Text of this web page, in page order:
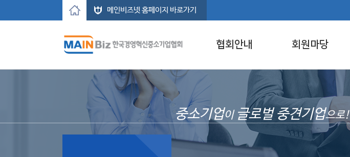
협회안내 회원마당
메인비즈넷 홈페이지 바로가기
중소기업이 글로벌 중견기업으로!